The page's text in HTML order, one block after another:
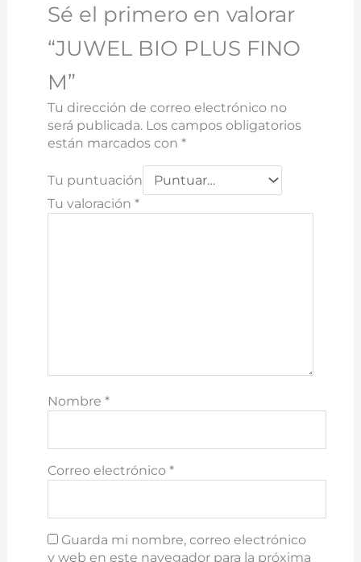
Sé el primero en valorar
“JUWEL BIO PLUS FINO
M”
Tu dirección de correo electrónico no
será publicada. Los campos obligatorios
están marcados con *
Tu puntuación
Tu valoración *
Nombre *
Correo electrónico *
Guarda mi nombre, correo electrónico
y web en este navegador para la próxima